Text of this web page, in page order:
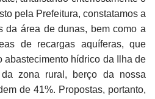
pela Prefeitura, constatamos a
da área de dunas, bem como a
de recargas aquíferas, que
abastecimento hídrico da Ilha de
zona rural, berço da nossa
de 41%. Propostas, portanto,